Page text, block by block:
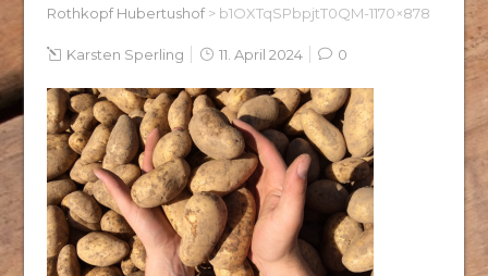
Rothkopf Hubertushof> b1OXTqSPbpjtT0QM-1170×878
Karsten Sperling 11. April 2024 0